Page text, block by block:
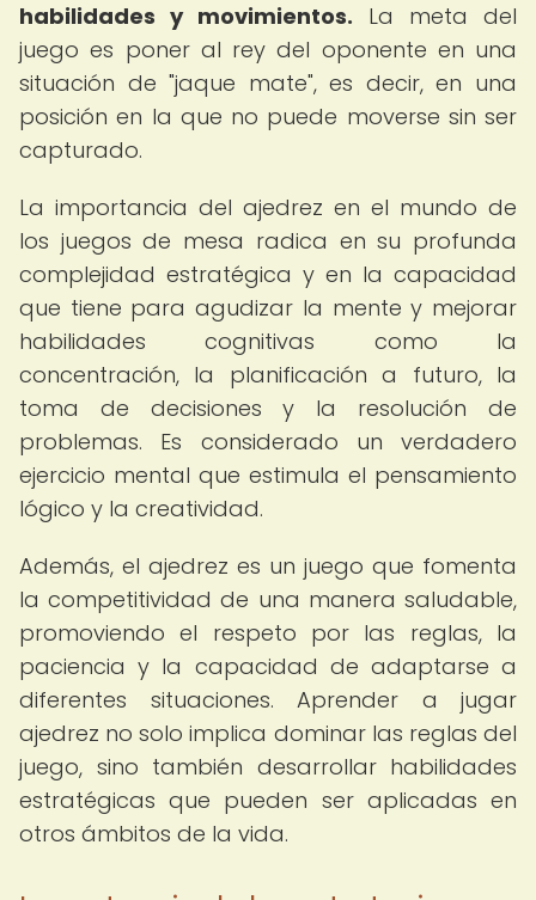
habilidades y movimientos. La meta del
juego es poner al rey del oponente en una
situación de "jaque mate", es decir, en una
posición en la que no puede moverse sin ser
capturado.
La importancia del ajedrez en el mundo de
los juegos de mesa radica en su profunda
complejidad estratégica y en la capacidad
que tiene para agudizar la mente y mejorar
habilidades cognitivas como la
concentración, la planificación a futuro, la
toma de decisiones y la resolución de
problemas. Es considerado un verdadero
ejercicio mental que estimula el pensamiento
lógico y la creatividad.
Además, el ajedrez es un juego que fomenta
la competitividad de una manera saludable,
promoviendo el respeto por las reglas, la
paciencia y la capacidad de adaptarse a
diferentes situaciones. Aprender a jugar
ajedrez no solo implica dominar las reglas del
juego, sino también desarrollar habilidades
estratégicas que pueden ser aplicadas en
otros ámbitos de la vida.